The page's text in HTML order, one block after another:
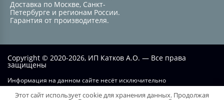
Доставка по Москве, Санкт-
Петербурге и регионам России.
Гарантия от производителя.
Copyright © 2020-2026, ИП Катков А.О. — Все права
защищены
Информация на данном сайте несёт исключительно
Этот сайт использует cookie для хранения данных. Продолжая